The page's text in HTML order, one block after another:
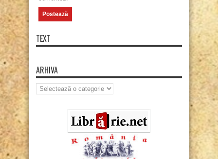
TEXT
ARHIVA
Arhiva